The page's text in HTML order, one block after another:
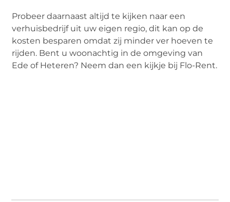
Probeer daarnaast altijd te kijken naar een
verhuisbedrijf uit uw eigen regio, dit kan op de
kosten besparen omdat zij minder ver hoeven te
rijden. Bent u woonachtig in de omgeving van
Ede of Heteren? Neem dan een kijkje bij Flo-Rent.